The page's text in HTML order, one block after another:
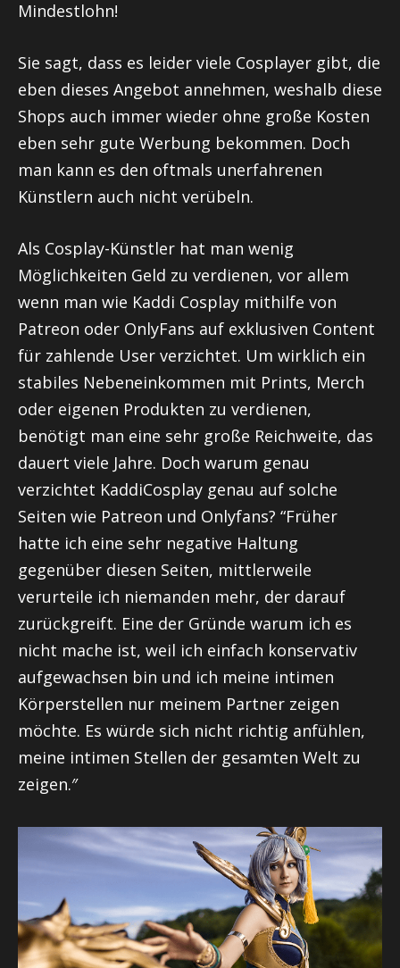
Mindestlohn!
Sie sagt, dass es leider viele Cosplayer gibt, die
eben dieses Angebot annehmen, weshalb diese
Shops auch immer wieder ohne große Kosten
eben sehr gute Werbung bekommen. Doch
man kann es den oftmals unerfahrenen
Künstlern auch nicht verübeln.
Als Cosplay-Künstler hat man wenig
Möglichkeiten Geld zu verdienen, vor allem
wenn man wie Kaddi Cosplay mithilfe von
Patreon oder OnlyFans auf exklusiven Content
für zahlende User verzichtet. Um wirklich ein
stabiles Nebeneinkommen mit Prints, Merch
oder eigenen Produkten zu verdienen,
benötigt man eine sehr große Reichweite, das
dauert viele Jahre. Doch warum genau
verzichtet KaddiCosplay genau auf solche
Seiten wie Patreon und Onlyfans? “Früher
hatte ich eine sehr negative Haltung
gegenüber diesen Seiten, mittlerweile
verurteile ich niemanden mehr, der darauf
zurückgreift. Eine der Gründe warum ich es
nicht mache ist, weil ich einfach konservativ
aufgewachsen bin und ich meine intimen
Körperstellen nur meinem Partner zeigen
möchte. Es würde sich nicht richtig anfühlen,
meine intimen Stellen der gesamten Welt zu
zeigen.″